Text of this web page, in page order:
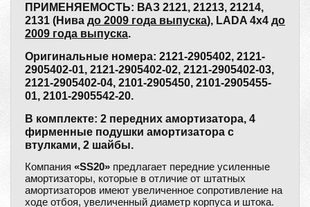
ПРИМЕНЯЕМОСТЬ: ВАЗ 2121, 21213, 21214,
2131 (Нива до 2009 года выпуска), LADA 4x4 до
2009 года выпуска.
Оригинальные номера: 2121-2905402, 2121-
2905402-01, 2121-2905402-02, 2121-2905402-03,
2121-2905402-04, 2101-2905450, 2101-2905455-
01, 2101-2905542-20.
В комплекте: 2 передних амортизатора, 4
фирменные подушки амортизатора с
втулками, 2 шайбы.
Компания «SS20» предлагает передние усиленные
амортизаторы, которые в отличие от штатных
амортизаторов имеют увеличенное сопротивление на
ходе отбоя, увеличенный диаметр корпуса и штока.